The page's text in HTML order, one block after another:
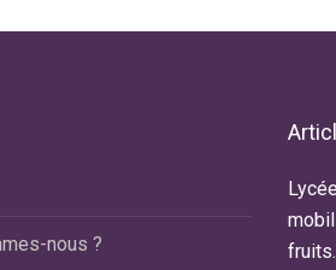
nous ?
fruits.
fille Daphné est non officiellement
mais à priori dyspraxique.
sortie du CP, l’école nous avait